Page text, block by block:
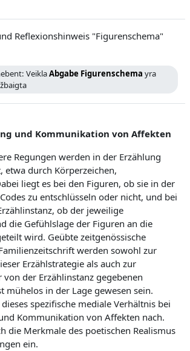
Reflexionshinweis "Figurenschema"
VeiklaAbgabe Figurenschema yra
und Kommunikation von Affekten
Regungen werden in der Erzählung
etwa durch Körperzeichen,
liegt es bei den Figuren, ob sie in der
zu entschlüsseln oder nicht, und bei
ob der jeweilige
die Gefühlslage der Figuren an die
wird. Geübte zeitgenössische
werden sowohl zur
Erzählstrategie als auch zur
der Erzählinstanz gegebenen
mühelos in der Lage gewesen sein.
spezifische mediale Verhältnis bei
Kommunikation von Affekten nach.
die Merkmale des poetischen Realismus
ein.